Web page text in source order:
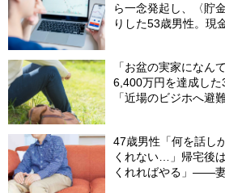
ら一念発起し、〈貯
りした53歳男性。現
「お盆の実家にな
6,400万円を達成し
「近場のビジホへ避
47歳男性「何を話し
くれない…」帰宅後
くれればやる」――